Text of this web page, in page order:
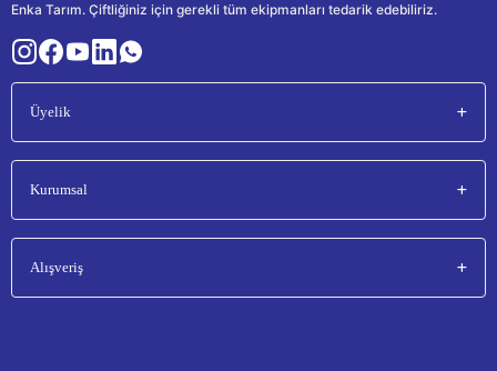
Enka Tarım. Çiftliğiniz için gerekli tüm ekipmanları tedarik edebiliriz.
Üyelik
Kurumsal
Alışveriş